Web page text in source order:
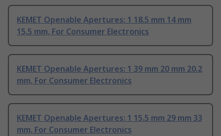
KEMET Openable Apertures: 1 18.5 mm 14 mm
15.5 mm, For Consumer Electronics
KEMET Openable Apertures: 1 39 mm 20 mm 20.2
mm, For Consumer Electronics
KEMET Openable Apertures: 1 15.5 mm 29 mm 33
mm, For Consumer Electronics